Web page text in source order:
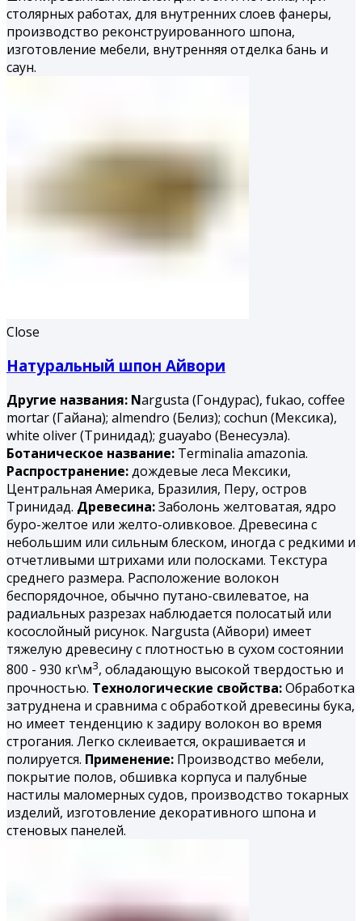
столярных работах, для внутренних слоев фанеры,
производство реконструированного шпона,
изготовление мебели, внутренняя отделка бань и
саун.
Close
Натуральный шпон Айвори
Другие названия: Nargusta (Гондурас), fukao, coffee
mortar (Гайана); almendro (Белиз); cochun (Мексика),
white oliver (Тринидад); guayabo (Венесуэла).
Ботаническое название: Terminalia amazonia.
Распространение:дождевые леса Мексики,
Центральная Америка, Бразилия, Перу, остров
Тринидад. Древесина:Заболонь желтоватая, ядро
буро-желтое или желто-оливковое. Древесина с
небольшим или сильным блеском, иногда с редкими и
отчетливыми штрихами или полосками. Текстура
среднего размера. Расположение волокон
беспорядочное, обычно путано-свилеватое, на
радиальных разрезах наблюдается полосатый или
косослойный рисунок. Nargusta (Айвори) имеет
тяжелую древесину с плотностью в сухом состоянии
800 - 930 кг\м3, обладающую высокой твердостью и
прочностью. Технологические свойства:Обработка
затруднена и сравнима с обработкой древесины бука,
но имеет тенденцию к задиру волокон во время
строгания. Легко склеивается, окрашивается и
полируется. Применение: Производство мебели,
покрытие полов, обшивка корпуса и палубные
настилы маломерных судов, производство токарных
изделий, изготовление декоративного шпона и
стеновых панелей.